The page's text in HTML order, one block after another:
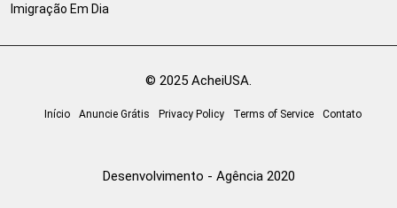
Imigração Em Dia
© 2025 AcheiUSA.
Início Anuncie Grátis Privacy Policy Terms of Service Contato
Desenvolvimento - Agência 2020